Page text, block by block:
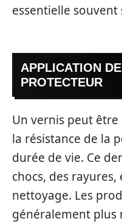
essentielle souvent
APPLICATION
PROTECTEUR
Un vernis peut
la résistance de la
durée de vie. Ce
chocs, des
nettoyage. Les
généralement plus